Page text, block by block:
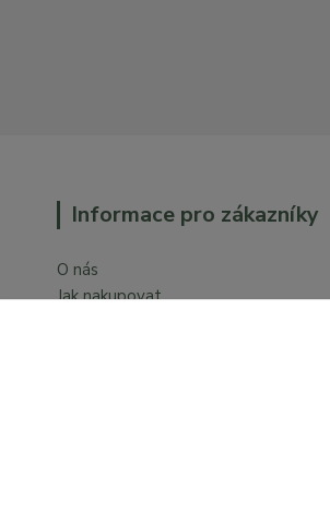
Informace pro zákazníky
O nás
Jak nakupovat